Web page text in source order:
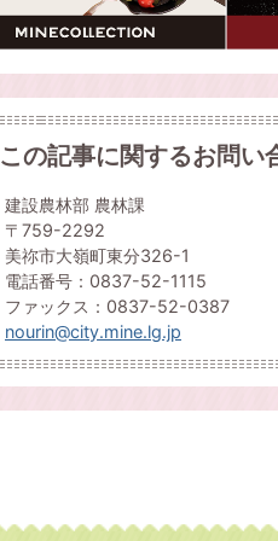
この記事に関するお問い
建設農林部 農林課
〒759-2292
美祢市大嶺町東分326-1
電話番号：0837-52-1115
ファックス：0837-52-0387
nourin@city.mine.lg.jp